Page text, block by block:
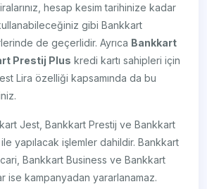
hesap kesim tarihinize kadar
gibi Bankkart
de geçerlidir. Ayrıca Bankkart
Prestij Plus kredi kartı sahipleri için
Lira özelliği kapsamında da bu
Jest, Bankkart Prestij ve Bankkart
yapılacak işlemler dahildir. Bankkart
Bankkart Business ve Bankkart
ise kampanyadan yararlanamaz.